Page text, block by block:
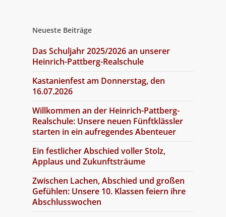
Neueste Beiträge
Das Schuljahr 2025/2026 an unserer
Heinrich-Pattberg-Realschule
Kastanienfest am Donnerstag, den
16.07.2026
Willkommen an der Heinrich-Pattberg-
Realschule: Unsere neuen Fünftklässler
starten in ein aufregendes Abenteuer
Ein festlicher Abschied voller Stolz,
Applaus und Zukunftsträume
Zwischen Lachen, Abschied und großen
Gefühlen: Unsere 10. Klassen feiern ihre
Abschlusswochen